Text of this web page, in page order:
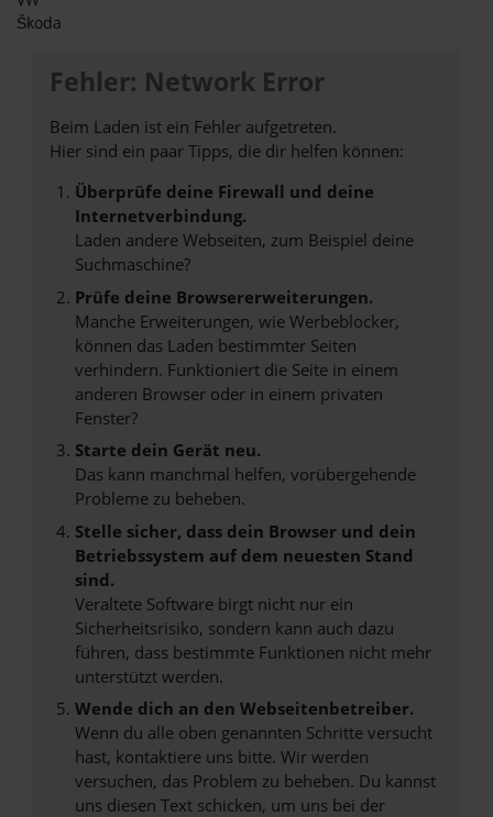
Škoda
Fehler: Network Error
Beim Laden ist ein Fehler aufgetreten.
Hier sind ein paar Tipps, die dir helfen können:
Überprüfe deine Firewall und deine
Internetverbindung.
Laden andere Webseiten, zum Beispiel deine
Suchmaschine?
Prüfe deine Browsererweiterungen.
Manche Erweiterungen, wie Werbeblocker,
können das Laden bestimmter Seiten
verhindern. Funktioniert die Seite in einem
anderen Browser oder in einem privaten
Fenster?
Starte dein Gerät neu.
Das kann manchmal helfen, vorübergehende
Probleme zu beheben.
Stelle sicher, dass dein Browser und dein
Betriebssystem auf dem neuesten Stand
sind.
Veraltete Software birgt nicht nur ein
Sicherheitsrisiko, sondern kann auch dazu
führen, dass bestimmte Funktionen nicht mehr
unterstützt werden.
Wende dich an den Webseitenbetreiber.
Wenn du alle oben genannten Schritte versucht
hast, kontaktiere uns bitte. Wir werden
versuchen, das Problem zu beheben. Du kannst
uns diesen Text schicken, um uns bei der